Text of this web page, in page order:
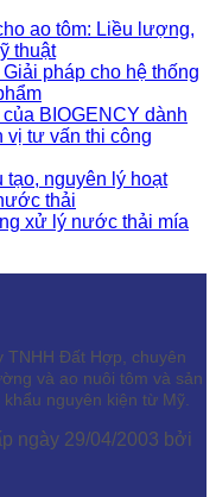
ao tôm: Liều lượng,
thuật
pháp cho hệ thống
BIOGENCY dành
vị tư vấn thi công
tạo, nguyên lý hoạt
thải
xử lý nước thải mía
TNHH Đất Hợp, chuyên
và ao nuôi tôm và sản
nguyên kiện từ Mỹ.
ngày 29/04/2003 bởi